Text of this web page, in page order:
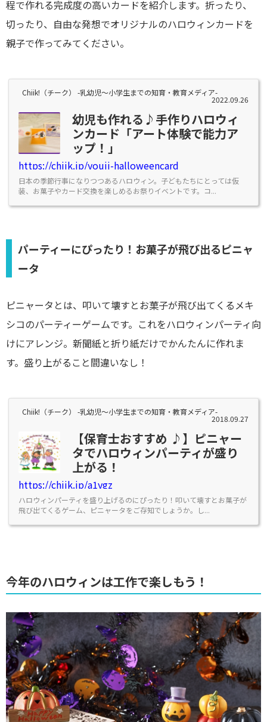
程で作れる完成度の高いカードを紹介します。折ったり、
切ったり、自由な発想でオリジナルのハロウィンカードを
親子で作ってみてください。
Chiik!（チーク） -乳幼児〜小学生までの知育・教育メディア-
2022.09.26
幼児も作れる♪手作りハロウィ
ンカード「アート体験で能力ア
ップ！」
https://chiik.jp/youji-halloweencard
日本の季節行事になりつつあるハロウィン。子どもたちにとっては仮
装、お菓子やカード交換を楽しめるお祭りイベントです。コ...
パーティーにぴったり！お菓子が飛び出るピニャ
ータ
ピニャータとは、叩いて壊すとお菓子が飛び出てくるメキ
シコのパーティーゲームです。これをハロウィンパーティ向
けにアレンジ。新聞紙と折り紙だけでかんたんに作れま
す。盛り上がること間違いなし！
Chiik!（チーク） -乳幼児〜小学生までの知育・教育メディア-
2018.09.27
【保育士おすすめ ♪】ピニャー
タでハロウィンパーティが盛り
上がる！
https://chiik.jp/a1ygz
ハロウィンパーティを盛り上げるのにぴったり！叩いて壊すとお菓子が
飛び出てくるゲーム、ピニャータをご存知でしょうか。し...
今年のハロウィンは工作で楽しもう！